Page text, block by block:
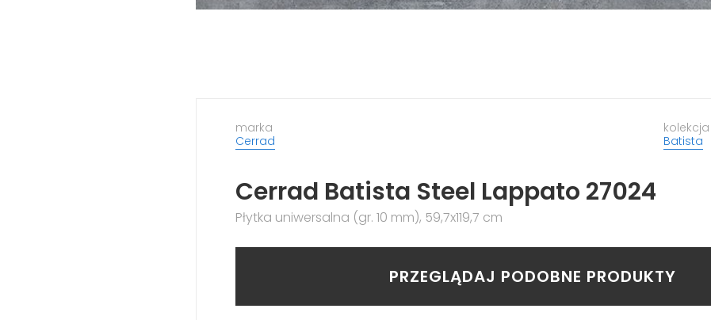
marka
Cerrad
kolekcja
Batista
Cerrad Batista Steel Lappato 27024
Płytka uniwersalna (gr. 10 mm), 59,7x119,7 cm
PRZEGLĄDAJ PODOBNE PRODUKTY